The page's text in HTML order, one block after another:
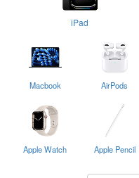
iPad
Macbook AirPods
Apple Watch Apple Pencil